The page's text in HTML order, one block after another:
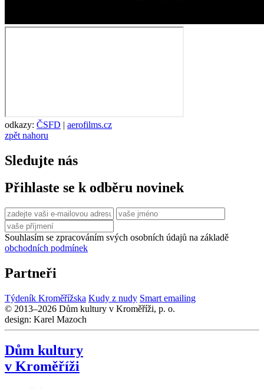
odkazy: ČSFD | aerofilms.cz
zpět nahoru
Sledujte nás
Přihlaste se k odběru novinek
Souhlasím se zpracováním svých osobních údajů na základě
obchodních podmínek
Partneři
Týdeník Kroměřížska Kudy z nudy Smart emailing
© 2013–2026 Dům kultury v Kroměříži, p. o.
design: Karel Mazoch
Dům kultury
v Kroměříži